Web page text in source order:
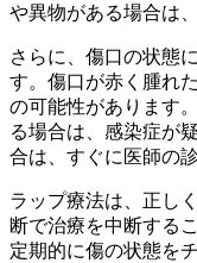
や異物がある場合は
さらに、傷口の状態
す。傷口が赤く腫れ
の可能性があります
る場合は、感染症が
合は、すぐに医師の
ラップ療法は、正し
断で治療を中断する
定期的に傷の状態を